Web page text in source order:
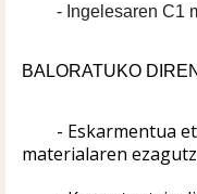
- Ingelesaren C1
BALORATUKO
- Eskarmentua
materialaren